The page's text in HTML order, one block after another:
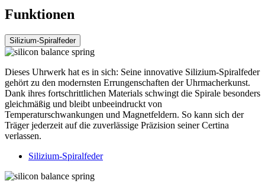
Funktionen
Silizium-Spiralfeder
Dieses Uhrwerk hat es in sich: Seine innovative Silizium-Spiralfeder
gehört zu den modernsten Errungenschaften der Uhrmacherkunst.
Dank ihres fortschrittlichen Materials schwingt die Spirale besonders
gleichmäßig und bleibt unbeeindruckt von
Temperaturschwankungen und Magnetfeldern. So kann sich der
Träger jederzeit auf die zuverlässige Präzision seiner Certina
verlassen.
Silizium-Spiralfeder